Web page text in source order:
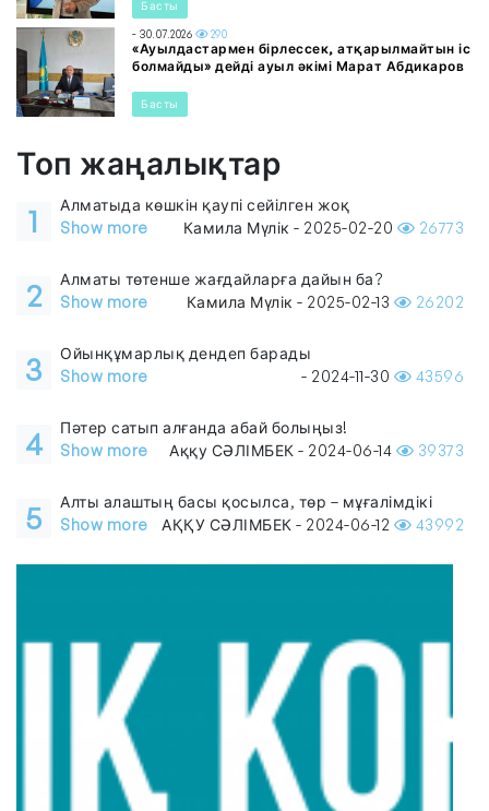
Басты
- 30.07.2026 290
«Ауылдастармен бірлессек, атқарылмайтын іс
болмайды» дейді ауыл әкімі Марат Абдикаров
Басты
Топ жаңалықтар
1
Алматыда көшкін қаупі сейілген жоқ
Show more
Камила Мүлік - 2025-02-20 26773
2
Алматы төтенше жағдайларға дайын ба?
Show more
Камила Мүлік - 2025-02-13 26202
3
Ойынқұмарлық дендеп барады
Show more
- 2024-11-30 43596
4
Пәтер сатып алғанда абай болыңыз!
Show more
Аққу СӘЛІМБЕК - 2024-06-14 39373
5
Алты алаштың басы қосылса, төр – мұғалімдікі
Show more
АҚҚУ СӘЛІМБЕК - 2024-06-12 43992